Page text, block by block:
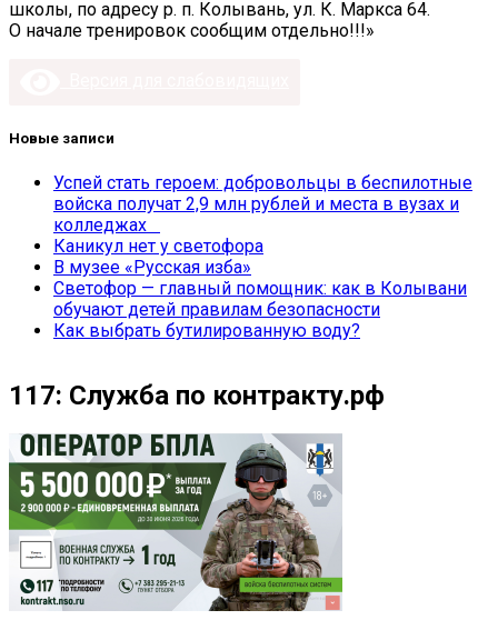
школы, по адресу р. п. Колывань, ул. К. Маркса 64.
О начале тренировок сообщим отдельно!!!»
Новые записи
Успей стать героем: добровольцы в беспилотные
войска получат 2,9 млн рублей и места в вузах и
колледжах
Каникул нет у светофора
В музее «Русская изба»
Светофор — главный помощник: как в Колывани
обучают детей правилам безопасности
Как выбрать бутилированную воду?
117: Служба по контракту.рф